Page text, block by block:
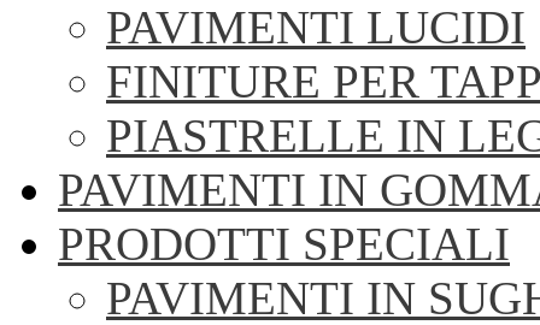
PAVIMENTI LUCIDI
FINITURE PER
PIASTRELLE IN
PAVIMENTI IN
PRODOTTI SPECIALI
PAVIMENTI IN